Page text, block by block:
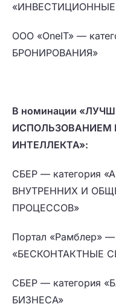
«ИНВЕСТИЦИОННЫЕ
ООО «OneIT» —
БРОНИРОВАНИЯ»
В номинации
ИСПОЛЬЗОВАНИЕМ
ИНТЕЛЛЕКТА»:
СБЕР — категория
ВНУТРЕННИХ И
ПРОЦЕССОВ»
Портал «Рамблер» —
«БЕСКОНТАКТНЫЕ
СБЕР — категория
БИЗНЕСА»